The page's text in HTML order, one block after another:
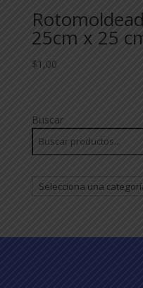
25cm x 25
$ 1,00
Buscar
Selecciona
una